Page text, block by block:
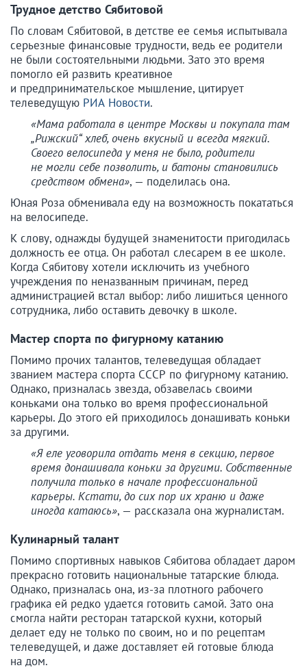
Трудное детство Сябитовой
По словам Сябитовой, в детстве ее семья испытывала
серьезные финансовые трудности, ведь ее родители
не были состоятельными людьми. Зато это время
помогло ей развить креативное
и предпринимательское мышление, цитирует
телеведущую РИА Новости.
«Мама работала в центре Москвы и покупала там
„Рижский“ хлеб, очень вкусный и всегда мягкий.
Своего велосипеда у меня не было, родители
не могли себе позволить, и батоны становились
средством обмена», — поделилась она.
Юная Роза обменивала еду на возможность покататься
на велосипеде.
К слову, однажды будущей знаменитости пригодилась
должность ее отца. Он работал слесарем в ее школе.
Когда Сябитову хотели исключить из учебного
учреждения по неназванным причинам, перед
администрацией встал выбор: либо лишиться ценного
сотрудника, либо оставить девочку в школе.
Мастер спорта по фигурному катанию
Помимо прочих талантов, телеведущая обладает
званием мастера спорта СССР по фигурному катанию.
Однако, призналась звезда, обзавелась своими
коньками она только во время профессиональной
карьеры. До этого ей приходилось донашивать коньки
за другими.
«Я еле уговорила отдать меня в секцию, первое
время донашивала коньки за другими. Собственные
получила только в начале профессиональной
карьеры. Кстати, до сих пор их храню и даже
иногда катаюсь», — рассказала она журналистам.
Кулинарный талант
Помимо спортивных навыков Сябитова обладает даром
прекрасно готовить национальные татарские блюда.
Однако, призналась она, из-за плотного рабочего
графика ей редко удается готовить самой. Зато она
смогла найти ресторан татарской кухни, который
делает еду не только по своим, но и по рецептам
телеведущей, и даже доставляет ей готовые блюда
на дом.